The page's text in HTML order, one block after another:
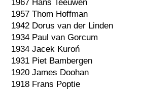
1967 Hans Teeuwen
1957 Thom Hoffman
1942 Dorus van der Linden
1934 Paul van Gorcum
1934 Jacek Kuroń
1931 Piet Bambergen
1920 James Doohan
1918 Frans Poptie